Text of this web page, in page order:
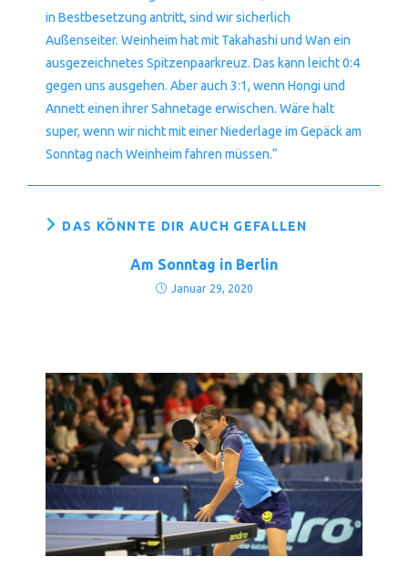
in Bestbesetzung antritt, sind wir sicherlich
Außenseiter. Weinheim hat mit Takahashi und Wan ein
ausgezeichnetes Spitzenpaarkreuz. Das kann leicht 0:4
gegen uns ausgehen. Aber auch 3:1, wenn Hongi und
Annett einen ihrer Sahnetage erwischen. Wäre halt
super, wenn wir nicht mit einer Niederlage im Gepäck am
Sonntag nach Weinheim fahren müssen.“
DAS KÖNNTE DIR AUCH GEFALLEN
Am Sonntag in Berlin
Januar 29, 2020